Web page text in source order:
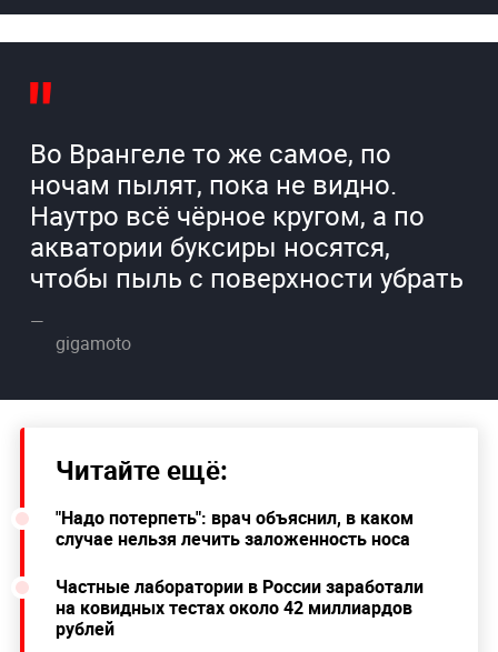
Во Врангеле то же самое, по
ночам пылят, пока не видно.
Наутро всё чёрное кругом, а по
акватории буксиры носятся,
чтобы пыль с поверхности убрать
gigamoto
Читайте ещё:
"Надо потерпеть": врач объяснил, в каком
случае нельзя лечить заложенность носа
Частные лаборатории в России заработали
на ковидных тестах около 42 миллиардов
рублей